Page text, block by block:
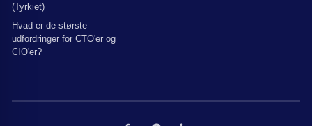
(Tyrkiet)
Hvad er de største
udfordringer for CTO'er og
CIO'er?